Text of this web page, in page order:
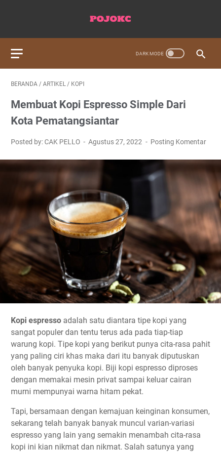
BERANDA / ARTIKEL / KOPI
Membuat Kopi Espresso Simple Dari
Kota Pematangsiantar
Posted by: CAK PELLO Agustus 27, 2022 Posting Komentar
Kopi espresso adalah satu diantara tipe kopi yang
sangat populer dan tentu terus ada pada tiap-tiap
warung kopi. Tipe kopi yang berikut punya cita-rasa pahit
yang paling ciri khas maka dari itu banyak diputuskan
oleh banyak penyuka kopi. Biji kopi espresso diproses
dengan memakai mesin privat sampai keluar cairan
murni mempunyai warna hitam pekat.
Tapi, bersamaan dengan kemajuan keinginan konsumen,
sekarang telah banyak banyak muncul varian-variasi
espresso yang lain yang semakin menambah cita-rasa
kopi ini kian nikmat dan nikmat. Salah satunya yang